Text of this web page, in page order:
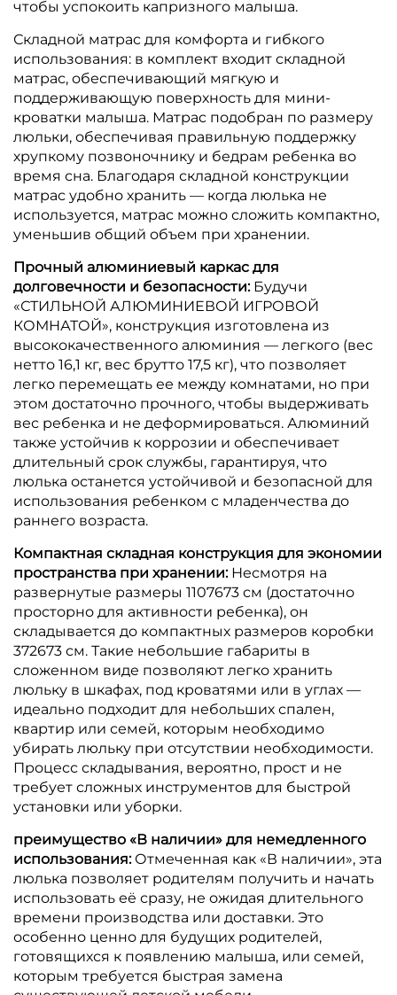
чтобы успокоить капризного малыша.
Складной матрас для комфорта и гибкого
использования: в комплект входит складной
матрас, обеспечивающий мягкую и
поддерживающую поверхность для мини-
кроватки малыша. Матрас подобран по размеру
люльки, обеспечивая правильную поддержку
хрупкому позвоночнику и бедрам ребенка во
время сна. Благодаря складной конструкции
матрас удобно хранить — когда люлька не
используется, матрас можно сложить компактно,
уменьшив общий объем при хранении.
Прочный алюминиевый каркас для
долговечности и безопасности: Будучи
«СТИЛЬНОЙ АЛЮМИНИЕВОЙ ИГРОВОЙ
КОМНАТОЙ», конструкция изготовлена из
высококачественного алюминия — легкого (вес
нетто 16,1 кг, вес брутто 17,5 кг), что позволяет
легко перемещать ее между комнатами, но при
этом достаточно прочного, чтобы выдерживать
вес ребенка и не деформироваться. Алюминий
также устойчив к коррозии и обеспечивает
длительный срок службы, гарантируя, что
люлька останется устойчивой и безопасной для
использования ребенком с младенчества до
раннего возраста.
Компактная складная конструкция для экономии
пространства при хранении: Несмотря на
развернутые размеры 1107673 см (достаточно
просторно для активности ребенка), он
складывается до компактных размеров коробки
372673 см. Такие небольшие габариты в
сложенном виде позволяют легко хранить
люльку в шкафах, под кроватями или в углах —
идеально подходит для небольших спален,
квартир или семей, которым необходимо
убирать люльку при отсутствии необходимости.
Процесс складывания, вероятно, прост и не
требует сложных инструментов для быстрой
установки или уборки.
преимущество «В наличии» для немедленного
использования: Отмеченная как «В наличии», эта
люлька позволяет родителям получить и начать
использовать её сразу, не ожидая длительного
времени производства или доставки. Это
особенно ценно для будущих родителей,
готовящихся к появлению малыша, или семей,
которым требуется быстрая замена